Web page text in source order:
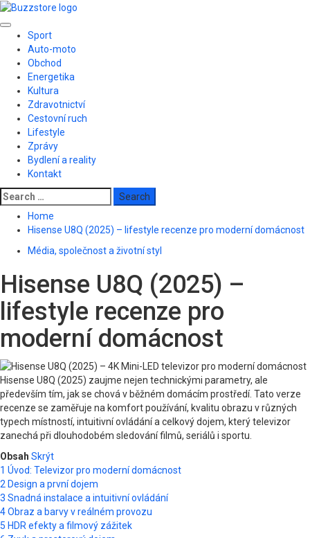
Skip
content
Primary
Menu
Sport
Auto-moto
Obchod
Energetika
Kultura
Zdravotnictví
Cestovní ruch
Lifestyle
Zprávy
Bydlení a reality
Kontakt
Search
for:
Home
Hisense U8Q (2025) – lifestyle recenze pro moderní domácnost
Média, společnost a životní styl
Hisense U8Q (2025) –
lifestyle recenze pro
moderní domácnost
Hisense U8Q (2025) zaujme nejen technickými parametry, ale
především tím, jak se chová v běžném domácím prostředí. Tato verze
recenze se zaměřuje na komfort používání, kvalitu obrazu v různých
typech místností, intuitivní ovládání a celkový dojem, který televizor
zanechá při dlouhodobém sledování filmů, seriálů i sportu.
Obsah Skrýt
1 Úvod: Televizor pro moderní domácnost
2 Design a první dojem
3 Snadná instalace a intuitivní ovládání
4Obraz a barvy v reálném provozu
5 HDR efekty a filmový zážitek